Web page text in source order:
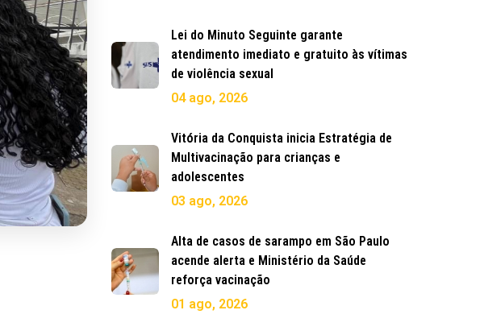
Lei do Minuto Seguinte garante
atendimento imediato e gratuito às vítimas
de violência sexual
04 ago, 2026
Vitória da Conquista inicia Estratégia de
Multivacinação para crianças e
adolescentes
03 ago, 2026
Alta de casos de sarampo em São Paulo
acende alerta e Ministério da Saúde
reforça vacinação
01 ago, 2026